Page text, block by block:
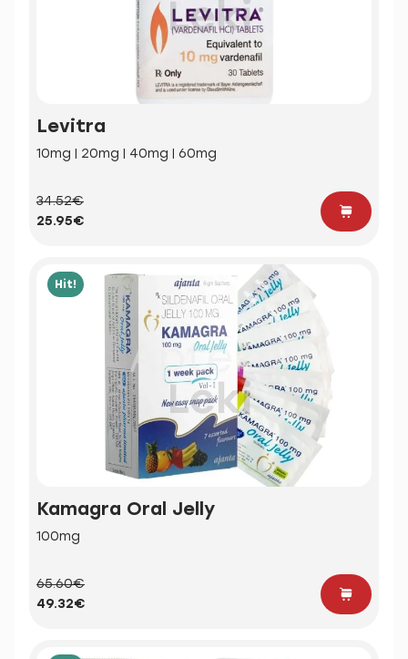
Levitra
10mg | 20mg | 40mg | 60mg
34.52€
25.95€
Hit!
Kamagra Oral Jelly
100mg
65.60€
49.32€